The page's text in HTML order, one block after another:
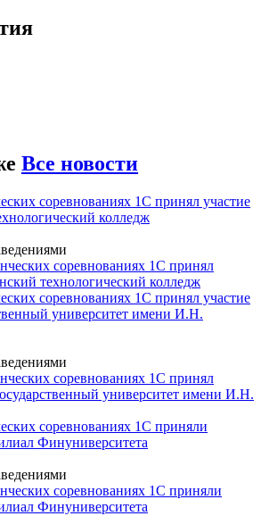
Все новости
соревнованиях 1С принял участие
колледж
соревнованиях 1С принял участие
университет имени И.Н.
соревнованиях 1С приняли
Финуниверситета